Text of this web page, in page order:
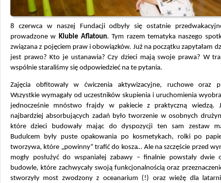
8 czerwca w naszej Fundacji odbyły się ostatnie
prowadzone w Klubie Aflatoun. Tym razem tematyka naszego
związana z pojęciem praw i obowiązków. Już na początku zapytałam
jest prawo? Kto je ustanawia? Czy dzieci mają swoje prawa? W
wspólnie staraliśmy się odpowiedzieć na te pytania.
Zajęcia obfitowały w ćwiczenia aktywizacyjne, ruchowe oraz
Wszystkie wymagały od uczestników skupienia i uruchomienia
jednocześnie mnóstwo frajdy w pakiecie z praktyczną wiedzą.
najbardziej absorbujących zadań było tworzenie w osobnych
które dzieci budowały mając do dyspozycji ten sam zestaw
Budulcem były puste opakowania po kosmetykach, rolki po
tworzywa, które „powinny” trafić do kosza… Ale na szczęście przed
mogły posłużyć do wspaniałej zabawy – finalnie powstały dwie
budowle, które zachwycały swoją funkcjonalnością oraz
stworzyły most zwodzony z oceanarium (!) oraz wieżę dla